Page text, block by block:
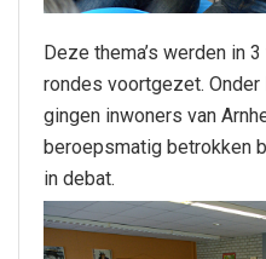
Deze thema’s werden in
rondes voortgezet.
gingen inwoners van
beroepsmatig betrokken
in debat.